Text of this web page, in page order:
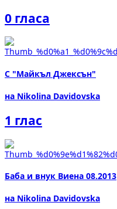
0 гласа
С "Майкъл Джексън"
на Nikolina Davidovska
1 глас
Баба и внук Виена 08.2013
на Nikolina Davidovska